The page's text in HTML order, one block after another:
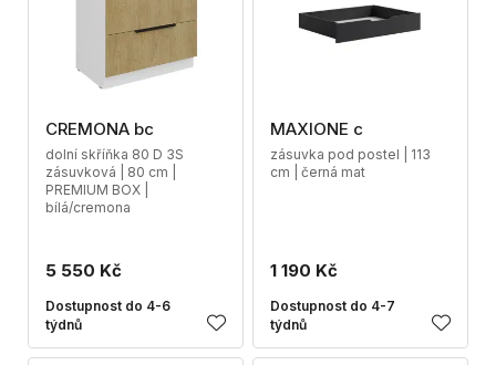
CREMONA bc
dolní skříňka 80 D 3S
zásuvková | 80 cm |
PREMIUM BOX |
bílá/cremona
5 550 Kč
Dostupnost do 4-6
týdnů
MAXIONE c
zásuvka pod postel | 113
cm | černá mat
1 190 Kč
Dostupnost do 4-7
týdnů